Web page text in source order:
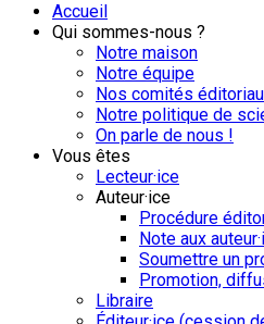
Accueil
Qui sommes-nous ?
Notre maison
Notre équipe
Nos comités
Notre politique de
On parle de nous !
Vous êtes
Lecteur·ice
Auteur·ice
Procédure
Note aux
Soumettre un
Promotion,
Libraire